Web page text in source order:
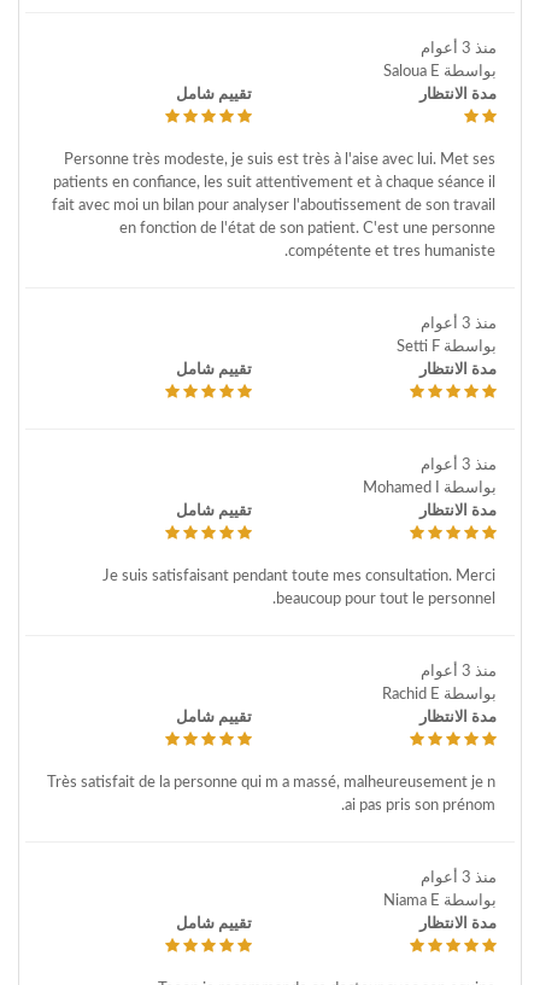
منذ 3 أعوام
بواسطة Saloua E
مدة الانتظار
تقييم شامل
Personne très modeste, je suis est très à l'aise avec lui. Met ses
patients en confiance, les suit attentivement et à chaque séance il
fait avec moi un bilan pour analyser l'aboutissement de son travail
en fonction de l'état de son patient. C'est une personne
compétente et tres humaniste.
منذ 3 أعوام
بواسطة Setti F
مدة الانتظار
تقييم شامل
منذ 3 أعوام
بواسطة Mohamed I
مدة الانتظار
تقييم شامل
Je suis satisfaisant pendant toute mes consultation. Merci
beaucoup pour tout le personnel.
منذ 3 أعوام
بواسطة Rachid E
مدة الانتظار
تقييم شامل
Très satisfait de la personne qui m a massé, malheureusement je n
ai pas pris son prénom.
منذ 3 أعوام
بواسطة Niama E
مدة الانتظار
تقييم شامل